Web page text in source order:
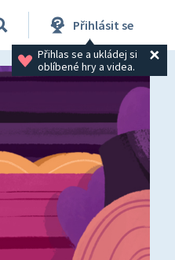
Přihlásit se
Přihlas se a ukládej si
oblíbené hry a videa.